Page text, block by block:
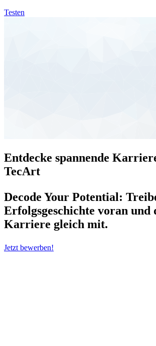
Testen
Entdecke spannende
TecArt
Decode Your Potential:
Erfolgsgeschichte voran und
Karriere gleich mit.
Jetzt bewerben!